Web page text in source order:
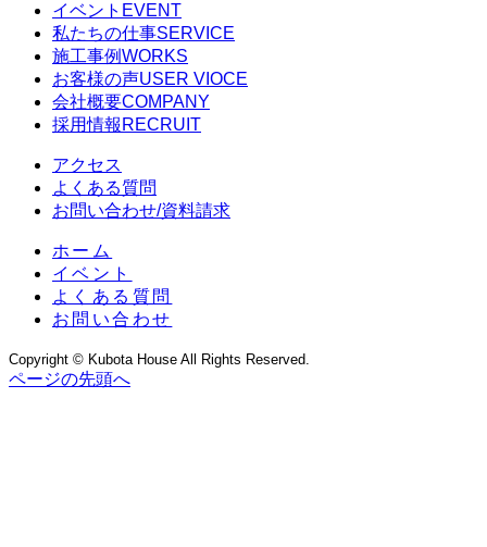
イベント EVENT
私たちの仕事SERVICE
施工事例WORKS
お客様の声USER VIOCE
会社概要COMPANY
採用情報 RECRUIT
アクセス
よくある質問
お問い合わせ/資料請求
ホーム
イベント
よくある質問
お問い合わせ
Copyright © Kubota House All Rights Reserved.
ページの先頭へ